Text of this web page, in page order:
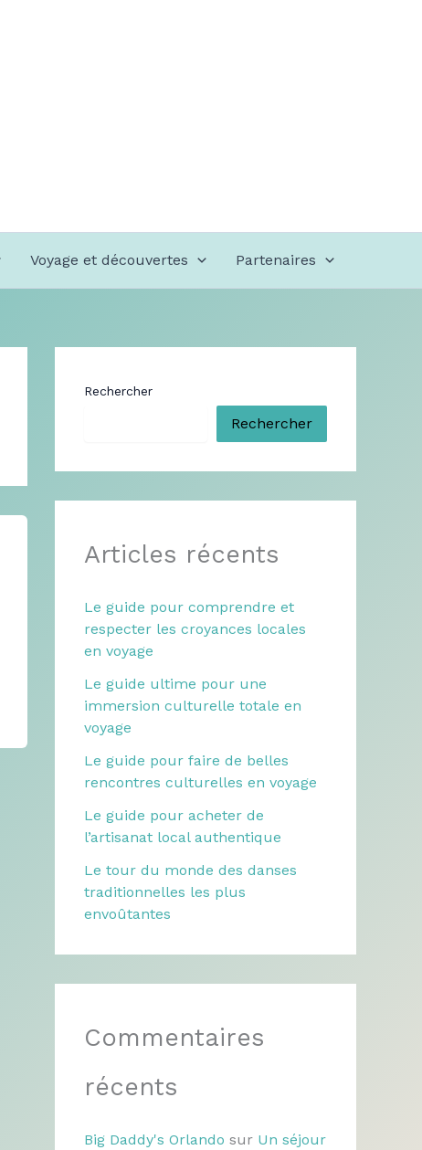
Voyage et découvertes Partenaires
Rechercher
Rechercher
Articles récents
Le guide pour comprendre et
respecter les croyances locales
en voyage
Le guide ultime pour une
immersion culturelle totale en
voyage
Le guide pour faire de belles
rencontres culturelles en voyage
Le guide pour acheter de
l’artisanat local authentique
Le tour du monde des danses
traditionnelles les plus
envoûtantes
Commentaires
récents
Big Daddy's Orlando sur Un séjour